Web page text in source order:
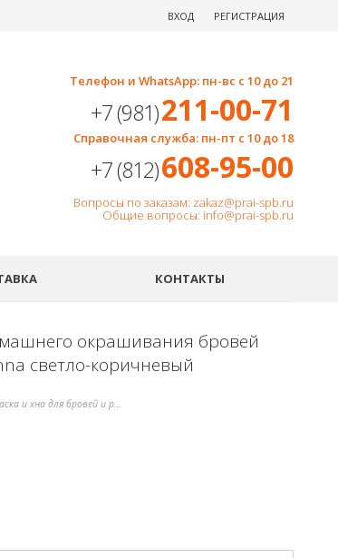
ВХОД РЕГИСТРАЦИЯ
Телефон и WhatsApp: пн-вс с 10 до 21
+7 (981)211-00-71
Справочная служба: пн-пт с 10 до 18
+7 (812)608-95-00
Вопросы по заказам: zakaz@prai-spb.ru
Общие вопросы: info@prai-spb.ru
КОНТАКТЫ
окрашивания бровей
светло-коричневый
и хна для бровей и ресниц